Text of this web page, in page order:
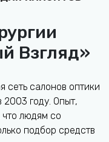
Взгляд»
сеть салонов оптики
2003 году. Опыт,
что людям со
подбор средств